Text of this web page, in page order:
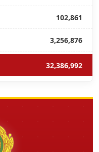
102,861
3,256,876
32,386,992